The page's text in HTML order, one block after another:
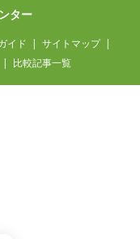
ター
イド
サイトマップ
比較記事一覧